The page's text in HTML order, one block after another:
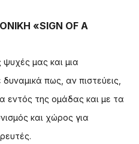
«SIGN OF A
μας και μια
πως, αν πιστεύεις,
εντός της ομάδας και με τα
και χώρος για